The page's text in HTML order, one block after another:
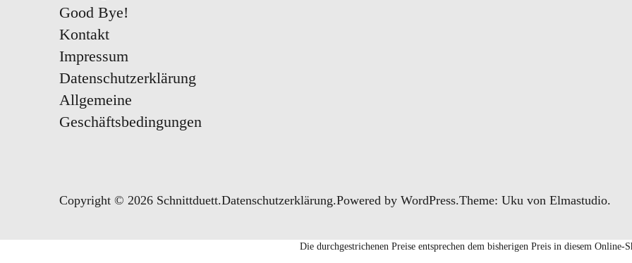
Good Bye!
Kontakt
Impressum
Datenschutzerklärung
Allgemeine
Geschäftsbedingungen
Copyright © 2026 Schnittduett Datenschutzerklärung Powered by WordPress Theme: Uku von Elmastudio
Die durchgestrichenen Preise entsprechen dem bisherigen Preis in diesem Online-